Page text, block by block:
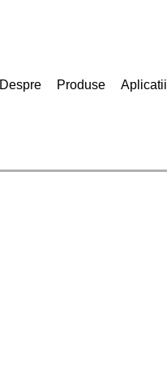
Despre Produse Aplicatii